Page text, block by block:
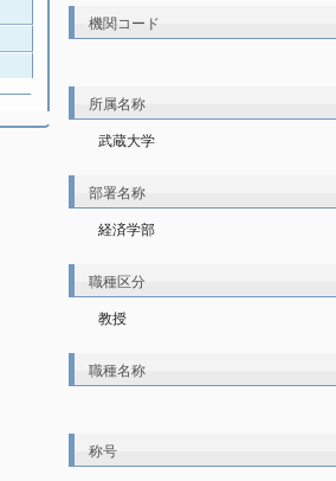
機関コード
所属名称
武蔵大学
部署名称
経済学部
職種区分
教授
職種名称
称号